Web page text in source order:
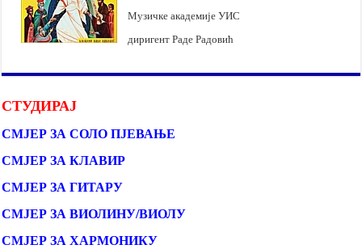
Музичке академије УИС
диригент Раде Радовић
СТУДИРАЈ
СМЈЕР ЗА СОЛО ПЈЕВАЊЕ
СМЈЕР ЗА КЛАВИР
СМЈЕР ЗА ГИТАРУ
СМЈЕР ЗА ВИОЛИНУ/ВИОЛУ
СМЈЕР ЗА ХАРМОНИКУ